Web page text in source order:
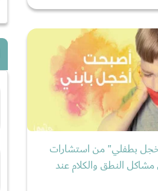
بطفلي" من استشارات
النطق والكلام عند